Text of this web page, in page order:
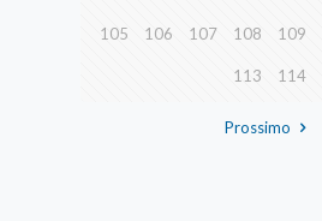
105 106 107 108 109
113 114
Prossimo